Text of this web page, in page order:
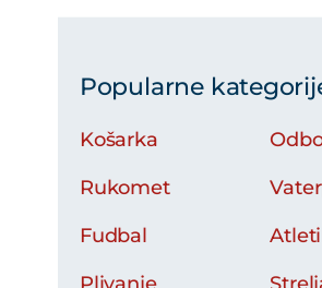
Popularne
Košarka
Rukomet
Fudbal